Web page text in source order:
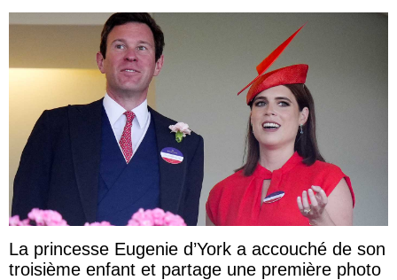
La princesse Eugenie d’York a accouché de son
troisième enfant et partage une première photo